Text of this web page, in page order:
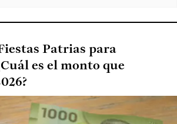
Patrias para
es el monto que